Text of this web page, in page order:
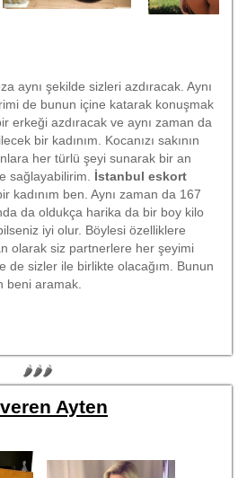
aynı şekilde sizleri azdıracak. Aynı
de bunun içine katarak konuşmak
erkeği azdıracak ve aynı zaman da
bir kadınım. Kocanızı sakının
her türlü şeyi sunarak bir an
sağlayabilirim. İstanbul eskort
kadınım ben. Aynı zaman da 167
da oldukça harika da bir boy kilo
iyi olur. Böylesi özelliklere
olarak siz partnerlere her şeyimi
de sizler ile birlikte olacağım. Bunun
beni aramak.
🌶🌶🌶
Ayten